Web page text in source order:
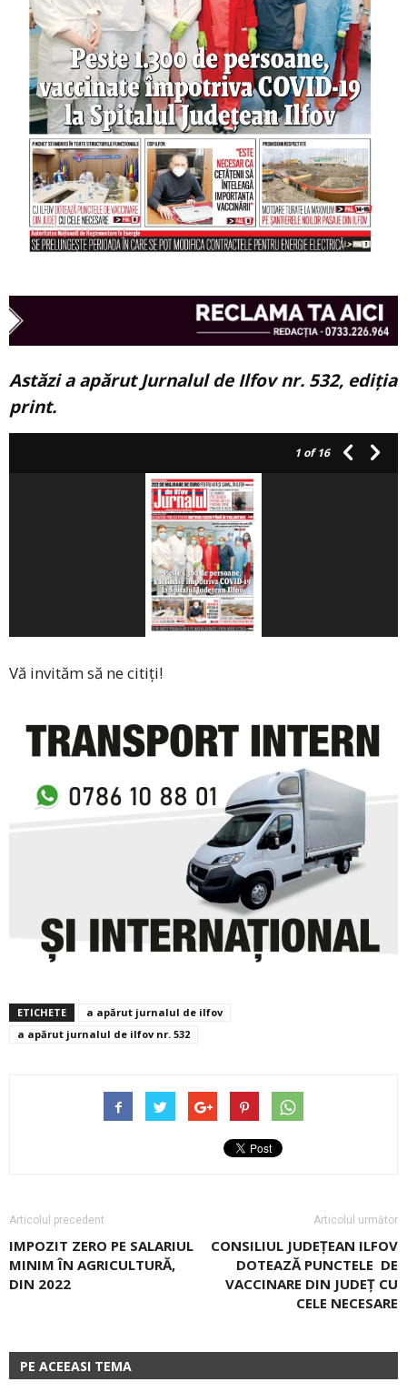
Astăzi a apărut Jurnalul de Ilfov nr. 532, ediția
print.
1 of 16
Vă invităm să ne citiți!
ETICHETE
a apărut jurnalul de ilfov
a apărut jurnalul de ilfov nr. 532
Articolul precedent
IMPOZIT ZERO PE SALARIUL
MINIM ÎN AGRICULTURĂ,
DIN 2022
Articolul următor
CONSILIUL JUDEȚEAN ILFOV
DOTEAZĂ PUNCTELE DE
VACCINARE DIN JUDEȚ CU
CELE NECESARE
PE ACEEASI TEMA